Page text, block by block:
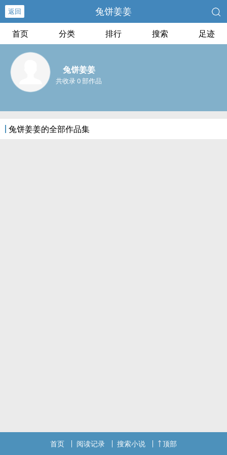
返回 兔饼姜姜
首页 分类 排行 搜索 足迹
兔饼姜姜
共收录 0 部作品
兔饼姜姜的全部作品集
首页 阅读记录 搜索小说 顶部